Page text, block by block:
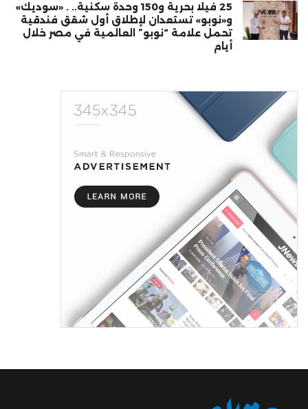
25 فيلا بحرية و150 وحدة سكنية.. . «سوديك»
و«نوبو» تستعدان لإطلاق أول شقق فندقية
تحمل علامة “نوبو” العالمية في مصر خلال
أيام